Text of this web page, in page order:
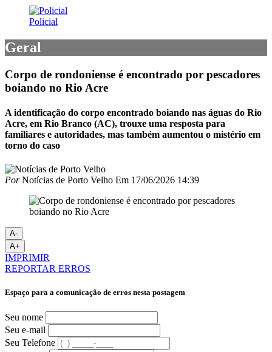
Policial
Geral
Corpo de rondoniense é encontrado por pescadores
boiando no Rio Acre
A identificação do corpo encontrado boiando nas águas do Rio
Acre, em Rio Branco (AC), trouxe uma resposta para
familiares e autoridades, mas também aumentou o mistério em
torno do caso
PorNotícias de Porto Velho Em 17/06/2026 14:39
A-
A+
IMPRIMIR
REPORTAR ERROS
Espaço para a comunicação de erros nesta postagem
Seu nome
Seu e-mail
Seu Telefone